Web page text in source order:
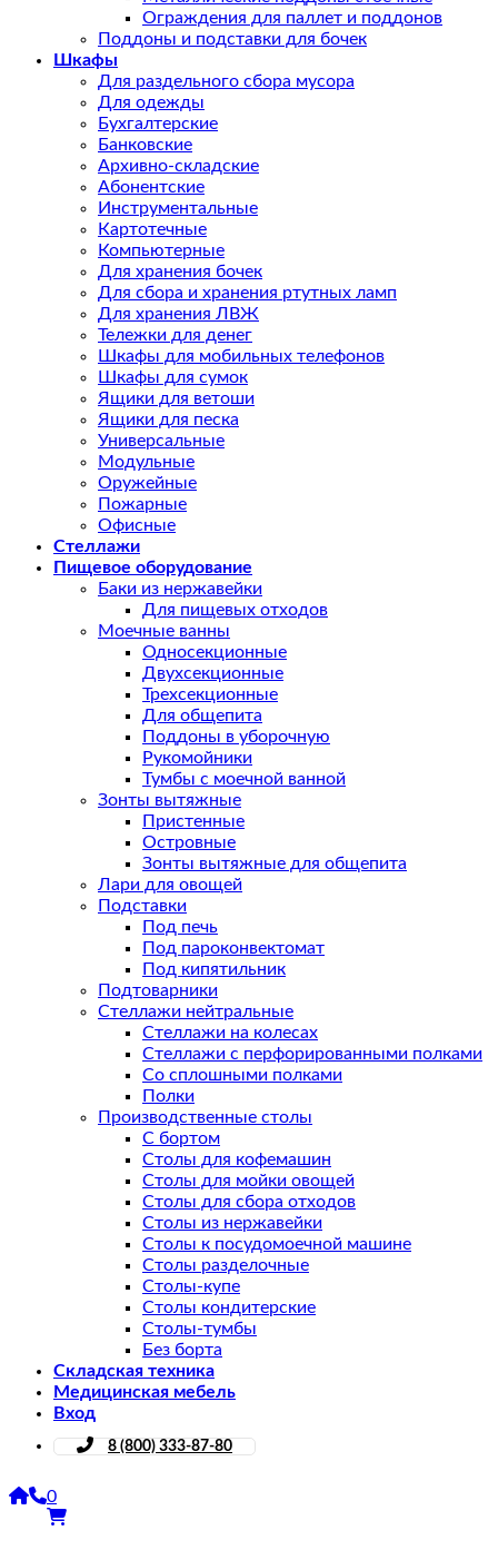
Ограждения для паллет и поддонов
Поддоны и подставки для бочек
Шкафы
Для раздельного сбора мусора
Для одежды
Бухгалтерские
Банковские
Архивно-складские
Абонентские
Инструментальные
Картотечные
Компьютерные
Для хранения бочек
Для сбора и хранения ртутных ламп
Для хранения ЛВЖ
Тележки для денег
Шкафы для мобильных телефонов
Шкафы для сумок
Ящики для ветоши
Ящики для песка
Универсальные
Модульные
Оружейные
Пожарные
Офисные
Стеллажи
Пищевое оборудование
Баки из нержавейки
Для пищевых отходов
Моечные ванны
Односекционные
Двухсекционные
Трехсекционные
Для общепита
Поддоны в уборочную
Рукомойники
Тумбы с моечной ванной
Зонты вытяжные
Пристенные
Островные
Зонты вытяжные для общепита
Лари для овощей
Подставки
Под печь
Под пароконвектомат
Под кипятильник
Подтоварники
Стеллажи нейтральные
Стеллажи на колесах
Стеллажи с перфорированными полками
Со сплошными полками
Полки
Производственные столы
С бортом
Столы для кофемашин
Столы для мойки овощей
Столы для сбора отходов
Столы из нержавейки
Столы к посудомоечной машине
Столы разделочные
Столы-купе
Столы кондитерские
Столы-тумбы
Без борта
Складская техника
Медицинская мебель
Вход
8 (800) 333-87-80
0